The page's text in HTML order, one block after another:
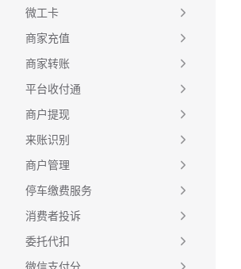
微工卡
商家充值
商家转账
平台收付通
商户提现
来账识别
商户管理
停车缴费服务
消费者投诉
委托代扣
微信支付分